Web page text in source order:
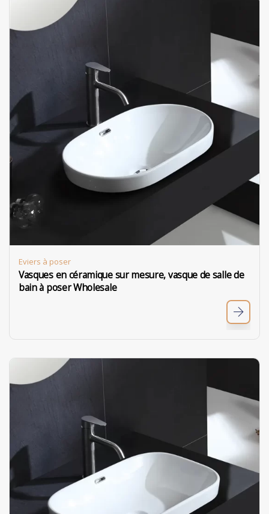
Eviers à poser
Vasques en céramique sur mesure, vasque de salle de
bain à poser Wholesale